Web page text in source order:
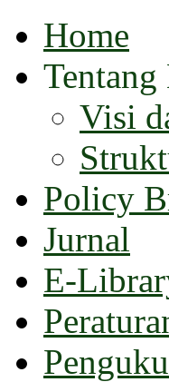
Home
Visi
Policy
Jurnal
E-